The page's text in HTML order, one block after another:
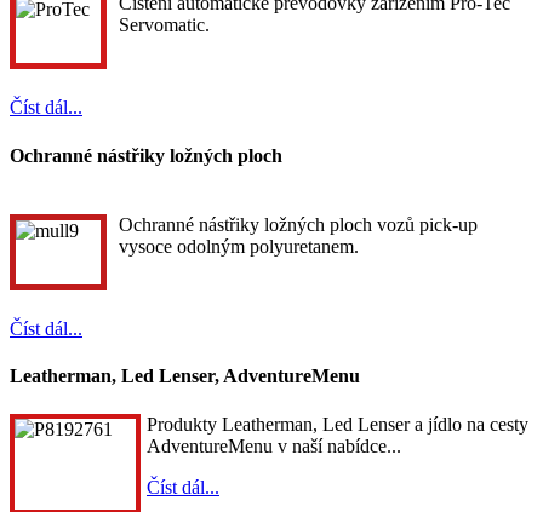
Servomatic.
Číst dál...
Ochranné nástřiky ložných ploch
Ochranné nástřiky ložných ploch vozů pick-up
vysoce odolným polyuretanem.
Číst dál...
Leatherman, Led Lenser, AdventureMenu
Produkty Leatherman, Led Lenser a jídlo na cesty
AdventureMenu v naší nabídce...
Číst dál...